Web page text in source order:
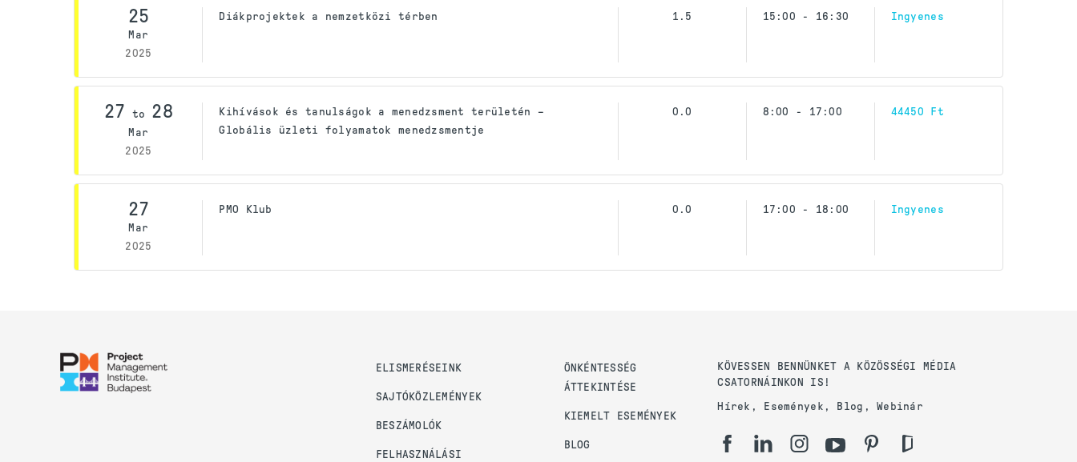
25
Mar
2025
Diákprojektek a nemzetközi térben 1.5 15:00 - 16:30 Ingyenes
27 to 28
Mar
2025
Kihívások és tanulságok a menedzsment területén –
Globális üzleti folyamatok menedzsmentje
0.0 8:00 - 17:00 44450 Ft
27
Mar
2025
PMO Klub 0.0 17:00 - 18:00 Ingyenes
ELISMERÉSEINK
SAJTÓKÖZLEMÉNYEK
BESZÁMOLÓK
FELHASZNÁLÁSI
ÖNKÉNTESSÉG
ÁTTEKINTÉSE
KIEMELT ESEMÉNYEK
BLOG
KÖVESSEN BENNÜNKET A KÖZÖSSÉGI MÉDIA
CSATORNÁINKON IS!
Hírek, Események, Blog, Webinár